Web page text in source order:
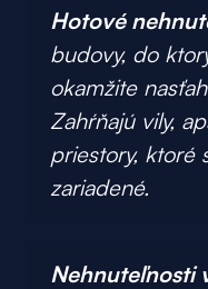
Hotové
budovy, do
okamžite
Zahŕňajú vily,
priestory, ktoré
zariadené.
Nehnuteľnosti